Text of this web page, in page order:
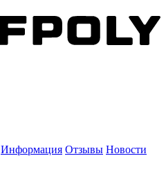
Информация Отзывы Новости